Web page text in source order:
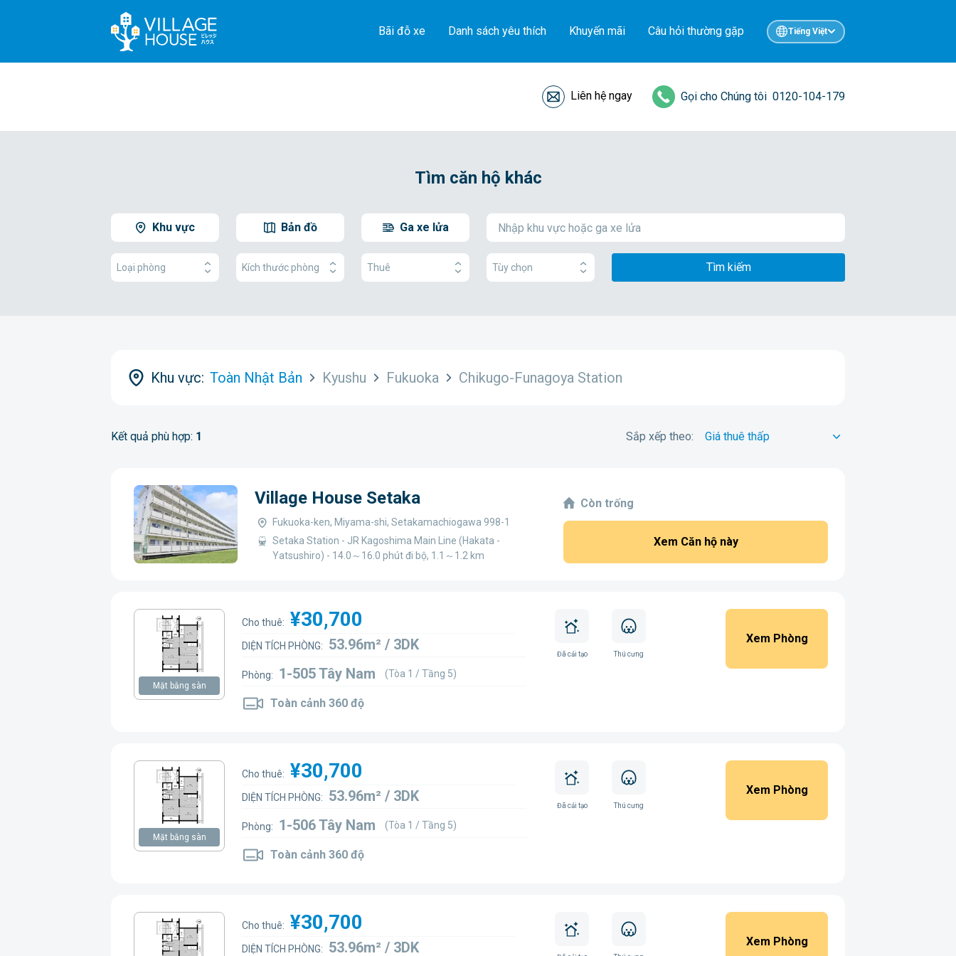
Bãi đỗ xe Danh sách yêu thích Khuyến mãi Câu hỏi thường gặp Tiếng Việt
Liên hệ ngay Gọi cho Chúng tôi 0120-104-179
Tìm căn hộ khác
Khu vực Bản đồ Ga xe lửa
Loại phòng Kích thước phòng Thuê Tùy chọn Tìm kiếm
Khu vực: Toàn Nhật Bản Kyushu Fukuoka Chikugo-Funagoya Station
Kết quả phù hợp: 1 Sắp xếp theo:
Village House Setaka
Fukuoka-ken, Miyama-shi, Setakamachiogawa 998-1
Setaka Station - JR Kagoshima Main Line (Hakata -
Yatsushiro) - 14.0～16.0 phút đi bộ, 1.1～1.2 km
Còn trống
Xem Căn hộ này
Mặt bằng sàn
Cho thuê: ¥30,700
DIỆN TÍCH PHÒNG: 53.96m² / 3DK
Phòng: 1-505 Tây Nam (Tòa 1 / Tầng 5)
Toàn cảnh 360 độ
Đã cải tạo Thú cưng
Xem Phòng
Mặt bằng sàn
Cho thuê: ¥30,700
DIỆN TÍCH PHÒNG: 53.96m² / 3DK
Phòng: 1-506 Tây Nam (Tòa 1 / Tầng 5)
Toàn cảnh 360 độ
Đã cải tạo Thú cưng
Xem Phòng
Cho thuê: ¥30,700
DIỆN TÍCH PHÒNG: 53.96m² / 3DK Xem Phòng